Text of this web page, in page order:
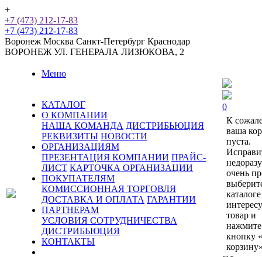
+
+7 (473) 212-17-83
+7 (473) 212-17-83
Воронеж Москва Санкт-Петербург Краснодар
ВОРОНЕЖ УЛ. ГЕНЕРАЛА ЛИЗЮКОВА, 2
Меню
КАТАЛОГ
О КОМПАНИИ
НАША КОМАНДА ДИСТРИБЬЮЦИЯ
РЕКВИЗИТЫ НОВОСТИ
ОРГАНИЗАЦИЯМ
ПРЕЗЕНТАЦИЯ КОМПАНИИ ПРАЙС-
ЛИСТ КАРТОЧКА ОРГАНИЗАЦИИ
ПОКУПАТЕЛЯМ
КОМИССИОННАЯ ТОРГОВЛЯ
ДОСТАВКА И ОПЛАТА ГАРАНТИИ
ПАРТНЕРАМ
УСЛОВИЯ СОТРУДНИЧЕСТВА
ДИСТРИБЬЮЦИЯ
КОНТАКТЫ
0
К
ваша
пуста.
очень
каталоге
товар и
нажмите
кнопку